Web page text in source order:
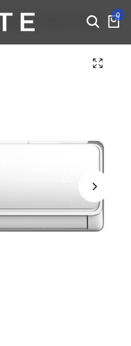
0
18ka -15 Klima uređaj